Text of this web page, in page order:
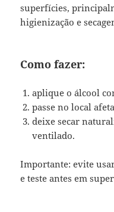
superfícies,
higienização e
Como fazer:
aplique o álcool
passe no local
deixe secar
ventilado.
Importante: evite
e teste antes em